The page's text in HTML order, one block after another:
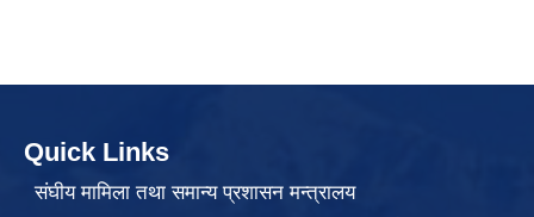
Quick Links
संघीय मामिला तथा समान्य प्रशासन मन्त्रालय